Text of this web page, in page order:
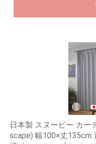
日本製 スヌーピー カー
scape) 幅100×丈135cm